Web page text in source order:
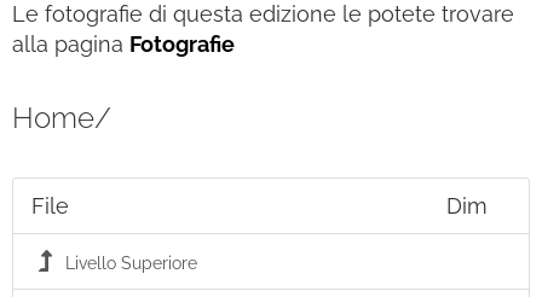
Le fotografie di questa edizione le potete trovare
alla pagina Fotografie
Home/
File Dim
Livello Superiore